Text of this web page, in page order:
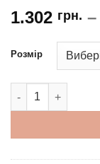
1.302 грн. –
Розмір
Portfolio 5421A